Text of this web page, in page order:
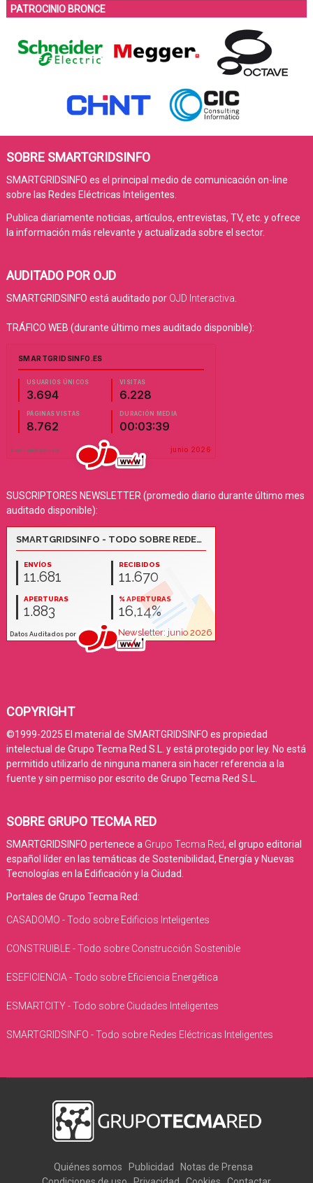
PATROCINIO BRONCE
SOBRE SMARTGRIDSINFO
SMARTGRIDSINFO es el principal medio de comunicación on-line
sobre las Redes Eléctricas Inteligentes.
Publica diariamente noticias, artículos, entrevistas, TV, etc. y ofrece
la información más relevante y actualizada sobre el sector.
AUDITADO POR OJD
SMARTGRIDSINFO está auditado por OJD Interactiva
TRÁFICO WEB (durante último mes auditado disponible):
SUSCRIPTORES NEWSLETTER (promedio diario durante último mes
auditado disponible):
COPYRIGHT
©1999-2025 El material de SMARTGRIDSINFO es propiedad
intelectual de Grupo Tecma Red S.L. y está protegido por ley. No está
permitido utilizarlo de ninguna manera sin hacer referencia a la
fuente y sin permiso por escrito de Grupo Tecma Red S.L.
SOBRE GRUPO TECMA RED
SMARTGRIDSINFO pertenece a Grupo Tecma Red, el grupo editorial
español líder en las temáticas de Sostenibilidad, Energía y Nuevas
Tecnologías en la Edificación y la Ciudad.
Portales de Grupo Tecma Red:
CASADOMO - Todo sobre Edificios Inteligentes
CONSTRUIBLE - Todo sobre Construcción Sostenible
ESEFICIENCIA - Todo sobre Eficiencia Energética
ESMARTCITY - Todo sobre Ciudades Inteligentes
SMARTGRIDSINFO - Todo sobre Redes Eléctricas Inteligentes
Quiénes somos Publicidad
Notas de Prensa